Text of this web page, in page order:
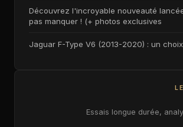
Découvrez l'incroyable nouveauté
pas manquer ! (+ photos exclusives
Jaguar F-Type V6 (2013-2020) : un
Essais longue durée,